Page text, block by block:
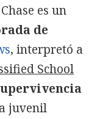
es un
de
, interpretó a
School
juvenil